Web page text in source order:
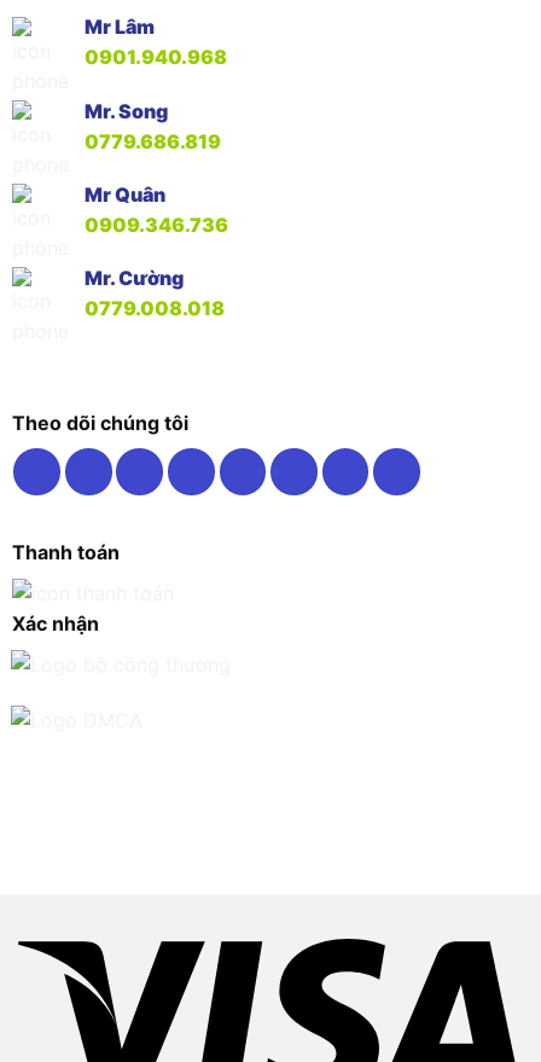
Mr Lâm
0901.940.968
Mr. Song
0779.686.819
Mr Quân
0909.346.736
Mr. Cường
0779.008.018
Theo dõi chúng tôi
Thanh toán
Xác nhận